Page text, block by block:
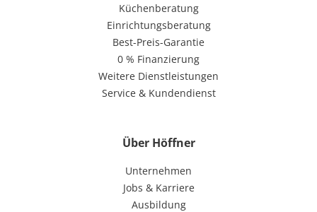
Küchenberatung
Einrichtungsberatung
Best-Preis-Garantie
0 % Finanzierung
Weitere Dienstleistungen
Service & Kundendienst
Über Höffner
Unternehmen
Jobs & Karriere
Ausbildung